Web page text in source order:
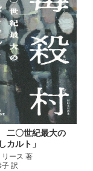
二〇世紀最大の
カルト」
ース 著
訳